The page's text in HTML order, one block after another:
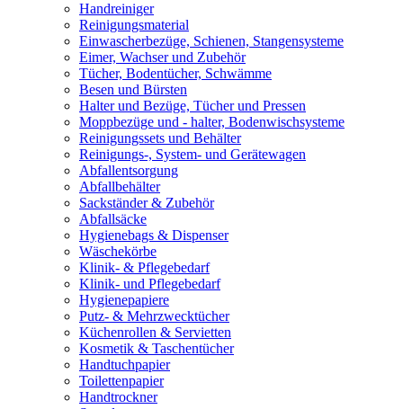
Handreiniger
Reinigungsmaterial
Einwascherbezüge, Schienen, Stangensysteme
Eimer, Wachser und Zubehör
Tücher, Bodentücher, Schwämme
Besen und Bürsten
Halter und Bezüge, Tücher und Pressen
Moppbezüge und - halter, Bodenwischsysteme
Reinigungssets und Behälter
Reinigungs-, System- und Gerätewagen
Abfallentsorgung
Abfallbehälter
Sackständer & Zubehör
Abfallsäcke
Hygienebags & Dispenser
Wäschekörbe
Klinik- & Pflegebedarf
Klinik- und Pflegebedarf
Hygienepapiere
Putz- & Mehrzwecktücher
Küchenrollen & Servietten
Kosmetik & Taschentücher
Handtuchpapier
Toilettenpapier
Handtrockner